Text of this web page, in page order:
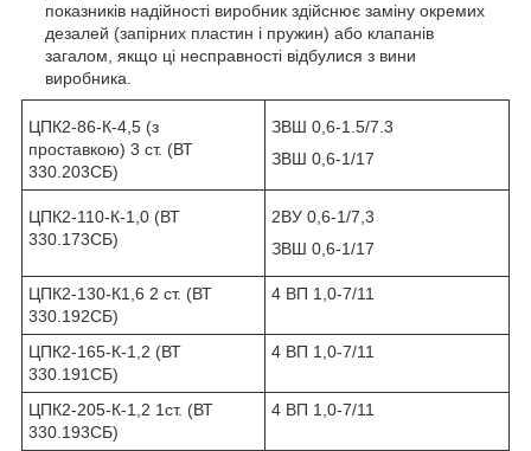
показників надійності виробник здійснює заміну окремих
дезалей (запірних пластин і пружин) або клапанів
загалом, якщо ці несправності відбулися з вини
виробника.
ЦПК2-86-К-4,5 (з
проставкою) 3 ст. (ВТ
330.203СБ)
ЗВШ 0,6-1.5/7.3
ЗВШ 0,6-1/17
ЦПК2-110-К-1,0 (ВТ
330.173СБ)
2ВУ 0,6-1/7,3
ЗВШ 0,6-1/17
ЦПК2-130-К1,6 2 ст. (ВТ
330.192СБ)
4 ВП 1,0-7/11
ЦПК2-165-К-1,2 (ВТ
330.191СБ)
4 ВП 1,0-7/11
ЦПК2-205-К-1,2 1ст. (ВТ
330.193СБ)
4 ВП 1,0-7/11